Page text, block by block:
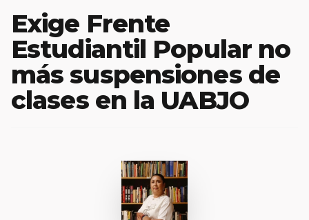
Exige Frente
Estudiantil Popular no
más suspensiones de
clases en la UABJO